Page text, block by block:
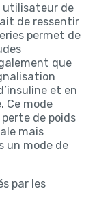
utilisateur de
de ressentir
permet de
que
et en
Ce mode
de poids
mais
un mode de
par les